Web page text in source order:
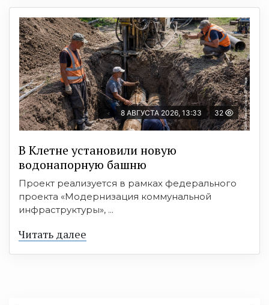
8 АВГУСТА 2026, 13:33 32
В Клетне установили новую
водонапорную башню
Проект реализуется в рамках федерального
проекта «Модернизация коммунальной
инфраструктуры», ...
Читать далее